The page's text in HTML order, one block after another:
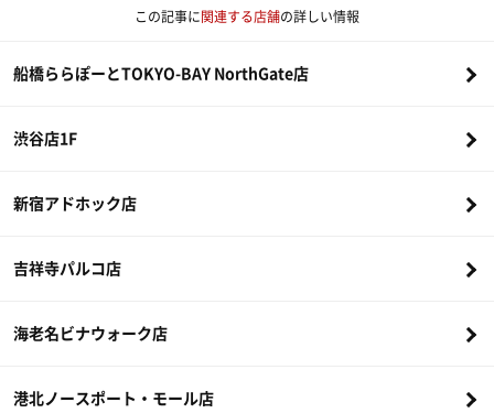
この記事に 関連する店舗の詳しい情報
船橋ららぽーとTOKYO-BAY NorthGate店
渋谷店1F
新宿アドホック店
吉祥寺パルコ店
海老名ビナウォーク店
港北ノースポート・モール店